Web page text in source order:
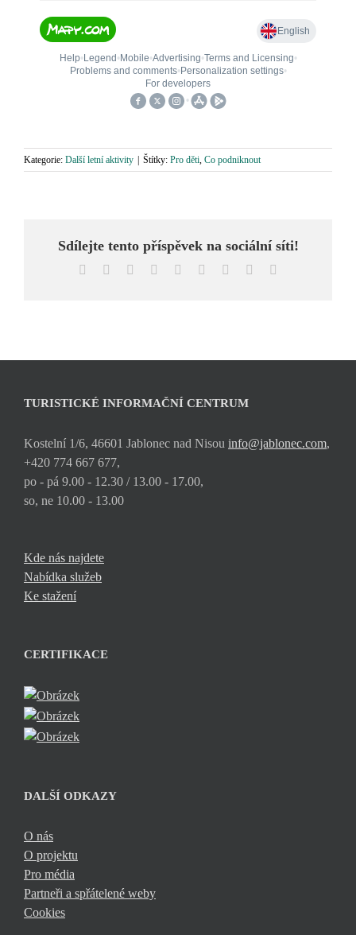
Kategorie: Další letní aktivity Štítky: Pro děti, Co podniknout
Sdílejte tento příspěvek na sociální síti!
Facebook Reddit LinkedInWhatsApp
TumblrPinterest
TURISTICKÉ INFORMAČNÍ CENTRUM
Kostelní 1/6, 46601 Jablonec nad Nisou info@jablonec.com,
+420 774 667 677,
po - pá 9.00 - 12.30 / 13.00 - 17.00,
so, ne 10.00 - 13.00
Kde nás najdete
Nabídka služeb
Ke stažení
CERTIFIKACE
DALŠÍ ODKAZY
O nás
O projektu
Pro média
Partneři a spřátelené weby
Cookies